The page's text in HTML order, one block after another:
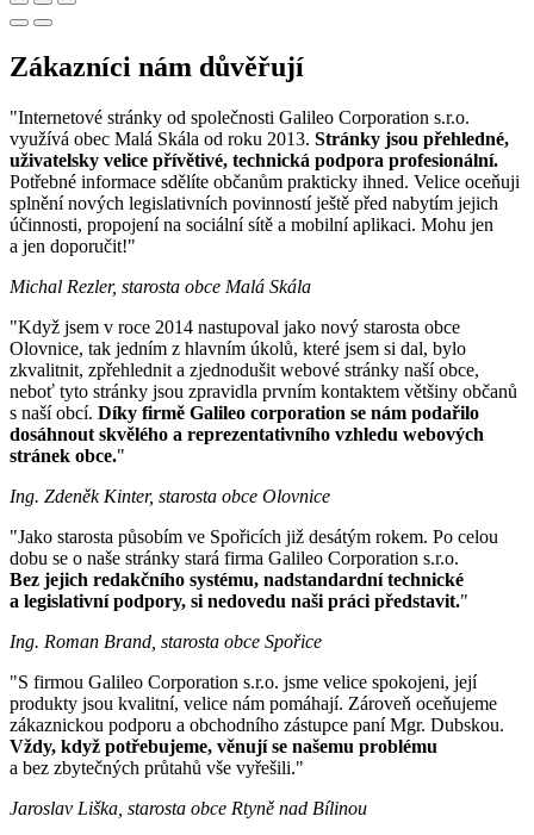
Zákazníci nám důvěřují
"Internetové stránky od společnosti Galileo Corporation s.r.o.
využívá obec Malá Skála od roku 2013. Stránky jsou přehledné,
uživatelsky velice přívětivé, technická podpora profesionální.
Potřebné informace sdělíte občanům prakticky ihned. Velice oceňuji
splnění nových legislativních povinností ještě před nabytím jejich
účinnosti, propojení na sociální sítě a mobilní aplikaci. Mohu jen
a jen doporučit!"
Michal Rezler, starosta obce Malá Skála
"Když jsem v roce 2014 nastupoval jako nový starosta obce
Olovnice, tak jedním z hlavním úkolů, které jsem si dal, bylo
zkvalitnit, zpřehlednit a zjednodušit webové stránky naší obce,
neboť tyto stránky jsou zpravidla prvním kontaktem většiny občanů
s naší obcí. Díky firmě Galileo corporation se nám podařilo
dosáhnout skvělého a reprezentativního vzhledu webových
stránek obce."
Ing. Zdeněk Kinter, starosta obce Olovnice
"Jako starosta působím ve Spořicích již desátým rokem. Po celou
dobu se o naše stránky stará firma Galileo Corporation s.r.o.
Bez jejich redakčního systému, nadstandardní technické
a legislativní podpory, si nedovedu naši práci představit."
Ing. Roman Brand, starosta obce Spořice
"S firmou Galileo Corporation s.r.o. jsme velice spokojeni, její
produkty jsou kvalitní, velice nám pomáhají. Zároveň oceňujeme
zákaznickou podporu a obchodního zástupce paní Mgr. Dubskou.
Vždy, když potřebujeme, věnují se našemu problému
a bez zbytečných průtahů vše vyřešili."
Jaroslav Liška, starosta obce Rtyně nad Bílinou